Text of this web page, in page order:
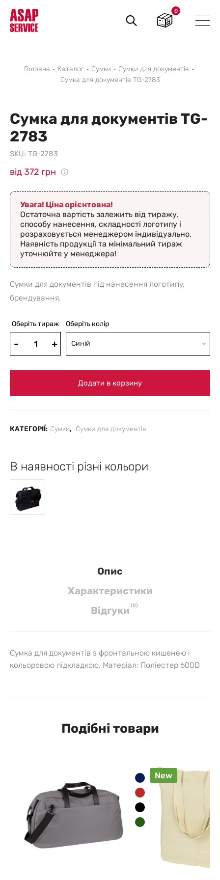
Пошук
товарів
0
Головна Каталог Сумки
Сумки для документів
Сумка для документів TG-2783
Сумка для документів TG-
2783
SKU: TG-2783
від 372 грн
Увага! Ціна орієнтовна!
Остаточна вартість залежить від тиражу,
способу нанесення, складності логотипу і
розраховується менеджером індивідуально.
Наявність продукції та мінімальний тираж
уточнюйте у менеджера!
Сумки для документів під нанесення логотипу,
брендування.
Оберіть тираж Оберіть колір
Синій
Додати в корзину
КАТЕГОРІЇ: Сумки, Сумки для документів
В наявності різні кольори
Опис
Характеристики
Вiдгуки (0)
Сумка для документів з фронтальною кишенею і
кольоровою підкладкою. Матеріал: Поліестер 600D
Подібні товари
New